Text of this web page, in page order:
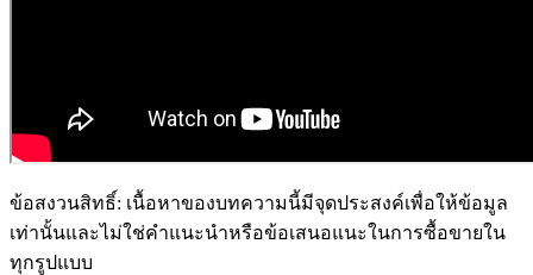
ข้อสงวนสิทธิ์: เนื้อหาของบทความนี้มีจุดประสงค์เพื่อให้ข้อมูล
เท่านั้นและไม่ใช่คำแนะนำหรือข้อเสนอแนะในการซื้อขายใน
ทุกรูปแบบ